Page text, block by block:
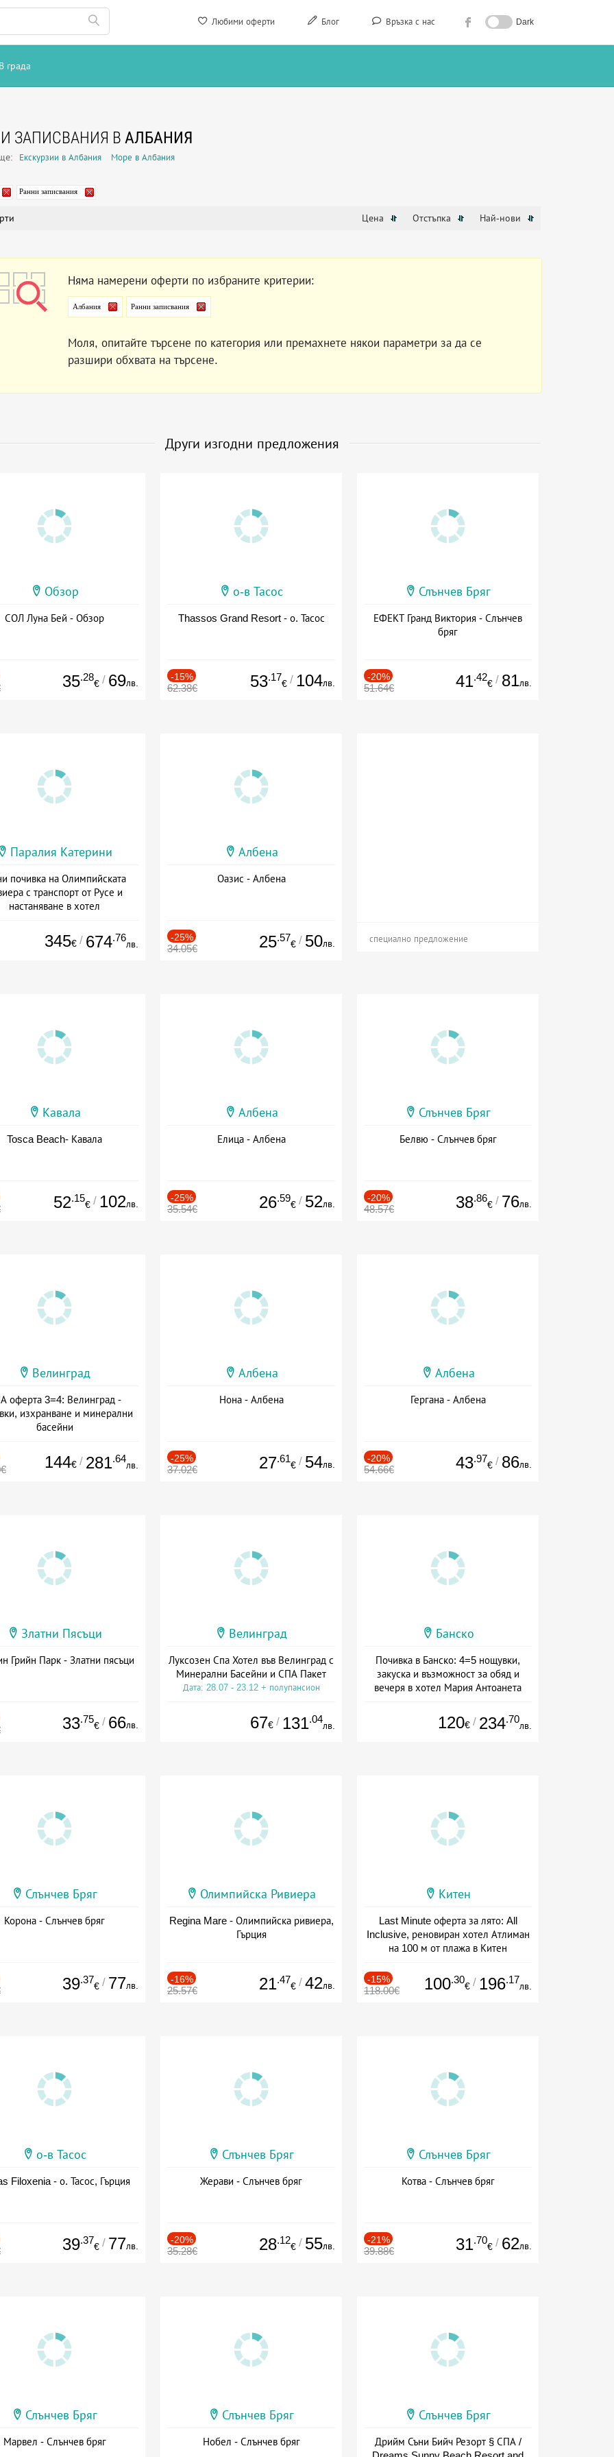
Любими оферти Блог Връзка с нас Dark
В града
ЗАПИСВАНИЯ В АЛБАНИЯ
Екскурзии в Албания Море в Албания
Ранни записвания
Цена Отстъпка Най-нови
Няма намерени оферти по избраните критерии:
Албания Ранни записвания
Моля, опитайте търсене по категория или премахнете някои параметри за да се
разшири обхвата на търсене.
Други изгодни предложения
Обзор
СОЛ Луна Бей - Обзор
35.28
€ / 69лв.
о-в Тасос
Thassos Grand Resort - о. Тасос
-15%
62.38€ 53.17
€ / 104лв.
Слънчев Бряг
ЕФЕКТ Гранд Виктория - Слънчев
бряг
-20%
51.64€ 41.42
€ / 81лв.
Паралия Катерини
почивка на Олимпийската
с транспорт от Русе и
настаняване в хотел
345€ / 674.76
лв.
Албена
Оазис - Албена
-25%
34.05€ 25.57
€ / 50лв. специално предложение
Кавала
Tosca Beach- Кавала
52.15
€ / 102лв.
Албена
Елица - Албена
-25%
35.54€ 26.59
€ / 52лв.
Слънчев Бряг
Белвю - Слънчев бряг
-20%
48.57€ 38.86
€ / 76лв.
Велинград
оферта 3=4: Велинград -
изхранване и минерални
басейни
144€ / 281.64
лв.
Албена
Нона - Албена
-25%
37.02€ 27.61
€ / 54лв.
Албена
Гергана - Албена
-20%
54.66€ 43.97
€ / 86лв.
Златни Пясъци
Грийн Парк - Златни пясъци
33.75
€ / 66лв.
Велинград
Луксозен Спа Хотел във Велинград с
Минерални Басейни и СПА Пакет
Дата: 28.07 - 23.12 + полупансион
67€ / 131.04
лв.
Банско
Почивка в Банско: 4=5 нощувки,
закуска и възможност за обяд и
вечеря в хотел Мария Антоанета
120€ / 234.70
лв.
Слънчев Бряг
Корона - Слънчев бряг
39.37
€ / 77лв.
Олимпийска Ривиера
Regina Mare - Олимпийска ривиера,
Гърция
-16%
25.57€ 21.47
€ / 42лв.
Китен
Last Minute оферта за лято: All
Inclusive, реновиран хотел Атлиман
на 100 м от плажа в Китен
-15%
118.00€ 100.30
€ / 196.17
лв.
о-в Тасос
Filoxenia - о. Тасос, Гърция
39.37
€ / 77лв.
Слънчев Бряг
Жерави - Слънчев бряг
-20%
35.28€ 28.12
€ / 55лв.
Слънчев Бряг
Котва - Слънчев бряг
-21%
39.88€ 31.70
€ / 62лв.
Слънчев Бряг
Марвел - Слънчев бряг
Слънчев Бряг
Нобел - Слънчев бряг
Слънчев Бряг
Дрийм Съни Бийч Резорт § СПА /